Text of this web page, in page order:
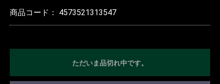
商品コード： 4573521313547
ただいま品切れ中です。